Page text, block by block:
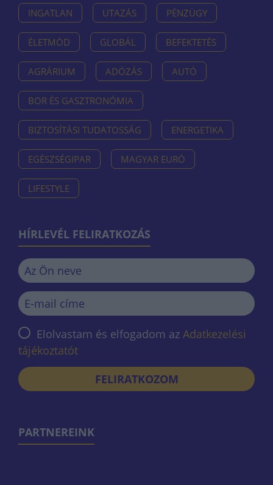
INGATLAN UTAZÁS PÉNZÜGY
ÉLETMÓD GLOBÁL BEFEKTETÉS
AGRÁRIUM ADÓZÁS AUTÓ
BOR ÉS GASZTRONÓMIA
BIZTOSÍTÁSI TUDATOSSÁG ENERGETIKA
EGÉSZSÉGIPAR MAGYAR EURÓ
LIFESTYLE
HÍRLEVÉL FELIRATKOZÁS
Elolvastam és elfogadom az Adatkezelési
tájékoztatót
FELIRATKOZOM
PARTNEREINK